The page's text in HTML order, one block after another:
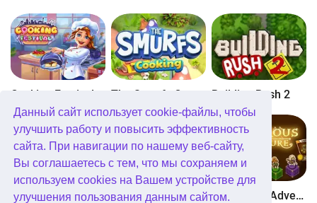
Данный сайт использует cookie-файлы, чтобы
улучшить работу и повысить эффективность
сайта. При навигации по нашему веб-сайту,
Вы соглашаетесь с тем, что мы сохраняем и
используем cookies на Вашем устройстве для
улучшения пользования данным сайтом.
бамбуковой циновке, смешивая компоненты изысканного
блюда строго по рецептуре! Клиенты будут довольны и щедры,
если их заказ вы выполните быстро и точно.
Cooking Festival Building Rush 2
Boom Town Dangerous Adventure Dangerous Adventure 2